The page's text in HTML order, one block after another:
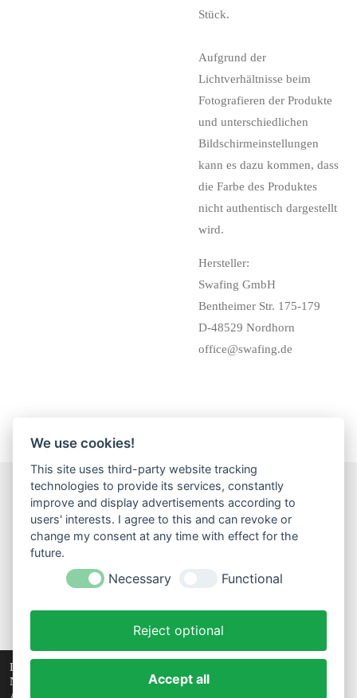
Diese Website verwendet Cookies, um Ihr
Nutzererlebnis zu verbessern und maßgeschneiderte
Stück.
Aufgrund der
Lichtverhältnisse beim
Fotografieren der Produkte
und unterschiedlichen
Bildschirmeinstellungen
kann es dazu kommen, dass
die Farbe des Produktes
nicht authentisch dargestellt
wird.
Hersteller:
Swafing GmbH
Bentheimer Str. 175-179
D-48529 Nordhorn
office@swafing.de
F
a
c
b
o
I
n
s
m
W
h
a
Impressum Datenschutz
Widerruf einreichen!
© 2023 - 2026 Creativtraeume
We use cookies!
This site uses third-party website tracking
technologies to provide its services, constantly
improve and display advertisements according to
users' interests. I agree to this and can revoke or
change my consent at any time with effect for the
future.
Necessary Functional
Reject optional
Accept all